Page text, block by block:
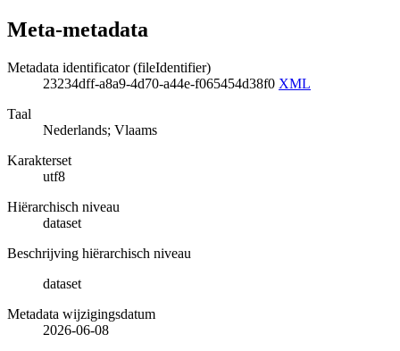
Meta-metadata
Metadata identificator (fileIdentifier)
23234dff-a8a9-4d70-a44e-f065454d38f0 XML
Taal
Nederlands; Vlaams
Karakterset
utf8
Hiërarchisch niveau
dataset
Beschrijving hiërarchisch niveau
dataset
Metadata wijzigingsdatum
2026-06-08